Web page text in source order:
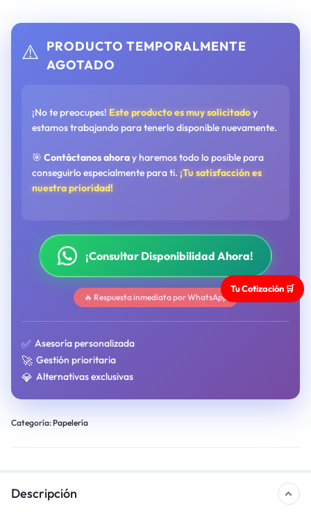
⚠️ PRODUCTO TEMPORALMENTE
AGOTADO
¡No te preocupes! Este producto es muy solicitadoy
estamos trabajando para tenerlo disponible nuevamente.
🎯 Contáctanos ahoray haremos todo lo posible para
conseguirlo especialmente para ti. ¡Tu satisfacción es
nuestra prioridad!
¡Consultar Disponibilidad Ahora!
🔥 Respuesta inmediata por WhatsApp
✅ Asesoría personalizada
🚀 Gestión prioritaria
💎 Alternativas exclusivas
Categoría: Papelería
Descripción
Tu Cotización 🛒